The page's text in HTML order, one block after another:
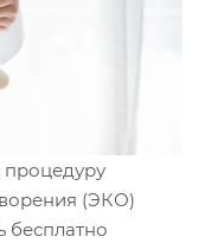
(ЭКО)
бесплатно